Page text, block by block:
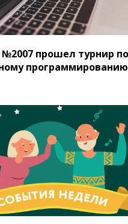
прошел турнир по
программированию